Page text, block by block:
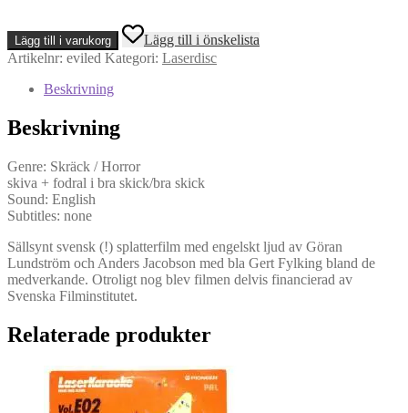
Evil
Ed
(LD,
mängd
Lägg till i varukorg
Lägg till i önskelista
Artikelnr: eviled Kategori: Laserdisc
Beskrivning
Beskrivning
Genre: Skräck / Horror
skiva + fodral i bra skick/bra skick
Sound: English
Subtitles: none
Sällsynt svensk (!) splatterfilm med engelskt ljud av Göran
Lundström och Anders Jacobson med bla Gert Fylking bland de
medverkande. Otroligt nog blev filmen delvis financierad av
Svenska Filminstitutet.
Relaterade produkter